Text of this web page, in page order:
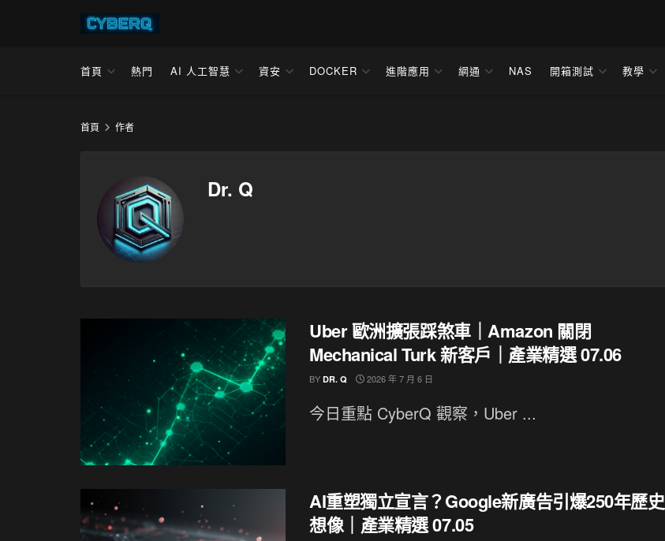
首頁 熱門 AI 人工智慧 資安 DOCKER 進階應用 網通 NAS 開箱測試 教學
首頁 作者
Dr. Q
Uber 歐洲擴張踩煞車｜Amazon 關閉
Mechanical Turk 新客戶｜產業精選 07.06
BY DR. Q 2026 年 7 月 6 日
今日重點 CyberQ 觀察，Uber ...
AI重塑獨立宣言？Google新廣告引爆250年歷史
想像｜產業精選 07.05